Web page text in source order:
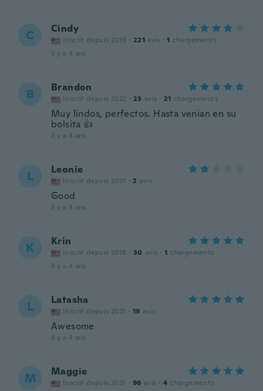
C Cindy
Inscrit depuis 2019 · 221 avis · 1 chargements
il y a 4 ans
B Brandon
Inscrit depuis 2022 · 23 avis · 21 chargements
Muy lindos, perfectos. Hasta venian en su
bolsita 👍
il y a 4 ans
L Leonie
Inscrit depuis 2021 · 2 avis
Good
il y a 4 ans
K Krin
Inscrit depuis 2018 · 30 avis · 1 chargements
il y a 4 ans
L Latasha
Inscrit depuis 2021 · 19 avis
Awesome
il y a 4 ans
M Maggie
Inscrit depuis 2021 · 96 avis · 4 chargements